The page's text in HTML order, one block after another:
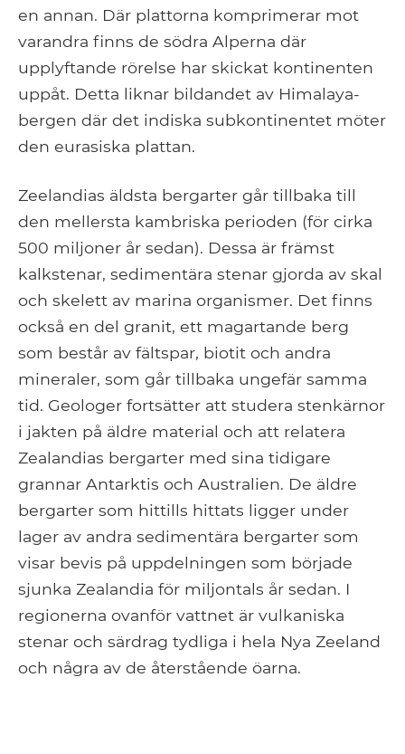
en annan. Där plattorna komprimerar mot
varandra finns de södra Alperna där
upplyftande rörelse har skickat kontinenten
uppåt. Detta liknar bildandet av Himalaya-
bergen där det indiska subkontinentet möter
den eurasiska plattan.
Zeelandias äldsta bergarter går tillbaka till
den mellersta kambriska perioden (för cirka
500 miljoner år sedan). Dessa är främst
kalkstenar, sedimentära stenar gjorda av skal
och skelett av marina organismer. Det finns
också en del granit, ett magartande berg
som består av fältspar, biotit och andra
mineraler, som går tillbaka ungefär samma
tid. Geologer fortsätter att studera stenkärnor
i jakten på äldre material och att relatera
Zealandias bergarter med sina tidigare
grannar Antarktis och Australien. De äldre
bergarter som hittills hittats ligger under
lager av andra sedimentära bergarter som
visar bevis på uppdelningen som började
sjunka Zealandia för miljontals år sedan. I
regionerna ovanför vattnet är vulkaniska
stenar och särdrag tydliga i hela Nya Zeeland
och några av de återstående öarna.